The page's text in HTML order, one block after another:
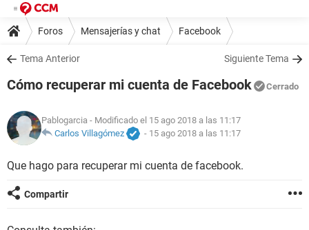
Foros Mensajerías y chat Facebook
Tema Anterior Siguiente Tema
Cómo recuperar mi cuenta de Facebook Cerrado
Pablogarcia - Modificado el 15 ago 2018 a las 11:17
Carlos Villagómez
- 15 ago 2018 a las 11:17
Que hago para recuperar mi cuenta de facebook.
Compartir